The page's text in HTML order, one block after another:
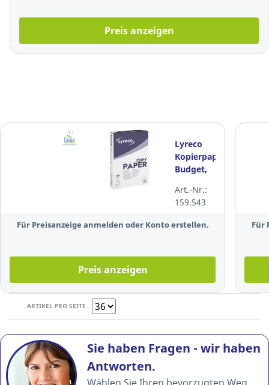
Preis anzeigen
Lyreco
Kopierpapier
Budget,
weiß, 500
Blatt
Art.-Nr.:
159.543
Für Preisanzeige anmelden oder Konto erstellen.
Preis anzeigen
Für
ARTIKEL PRO SEITE
Sie haben Fragen - wir haben
Antworten.